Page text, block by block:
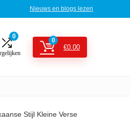
Nieuws en blogs lezen
0
0
€0.00
Stijl Kleine Verse